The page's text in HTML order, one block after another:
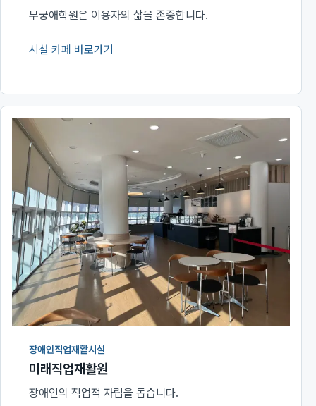
무궁애학원은 이용자의 삶을 존중합니다.
시설 카페 바로가기
(새 창에서 열림)
장애인직업재활시설
미래직업재활원
장애인의 직업적 자립을 돕습니다.